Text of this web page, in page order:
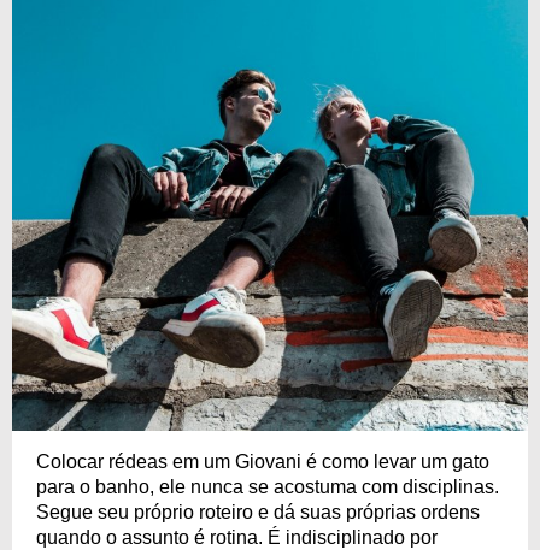
Colocar rédeas em um Giovani é como levar um gato
para o banho, ele nunca se acostuma com disciplinas.
Segue seu próprio roteiro e dá suas próprias ordens
quando o assunto é rotina. É indisciplinado por